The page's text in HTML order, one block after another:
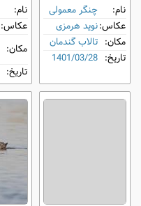
نام:
چنگر معمولی
عکاس:نوید هرمزی
مکان: تالاب گندمان
تاریخ: 1401/03/28
نام:
عکاس:
مکان:
تاریخ: